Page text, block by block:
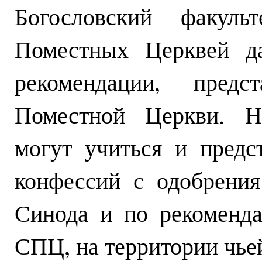
Богословский
Поместных Церквей
рекомендации,
Поместной Церкви.
могут учиться и
конфессий с
Синода и по
СПЦ, на территории